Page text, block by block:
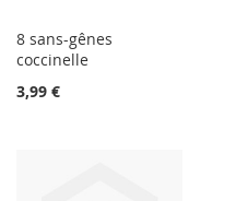
8 sans-gênes
coccinelle
3,99 €